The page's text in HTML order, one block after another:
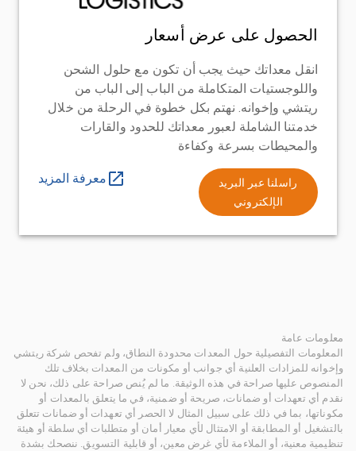
الحصول على عرض أسعار
انقل معداتك حيث يجب أن تكون مع حلول الشحن
واللوجستيات المتكاملة من الباب إلى الباب من
ريتشي وإخوانه. نهتم بكل خطوة في الرحلة من خلال
خدمتنا الشاملة لعبور معداتك للحدود والقارات
والمحيطات بسرعة وكفاءة
راسلنا عبر البريد
الإلكتروني
معرفة المزيد
معلومات عامة
المعلومات التفصيلية حول المعدات محدودة النطاق، ولم تفحص شركة ريتشي
وإخوانه للمزادات العلنية أي جوانب أو مكونات من المعدات بخلاف تلك
المنصوص عليها صراحة في هذه الوثيقة. ما لم يُنص صراحة على ذلك، نحن لا
نقدم أي تعهدات أو ضمانات، صريحة أو ضمنية، في ما يتعلق بالمعدات أو
مكوناتها، بما في ذلك على سبيل المثال لا الحصر أي تعهدات أو ضمانات تتعلق
بالتشغيل أو المطابقة أو الامتثال لأي معيار أمان أو متطلبات أي سلطة أو هيئة
تنظيمية معنية، أو الملاءمة لأي غرض معين، أو قابلية التسويق. ننصحك بشدة